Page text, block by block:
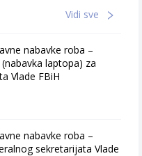
Vidi sve
nabavke roba –
laptopa) za
Vlade FBiH
nabavke roba –
sekretarijata Vlade